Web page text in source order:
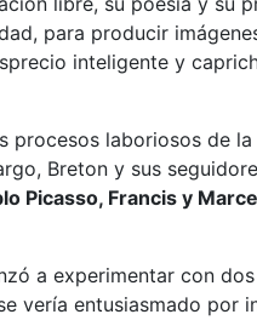
para producir
inteligente y
procesos laboriosos de
Breton y sus
Picasso, Francis y
a experimentar con
vería entusiasmado por